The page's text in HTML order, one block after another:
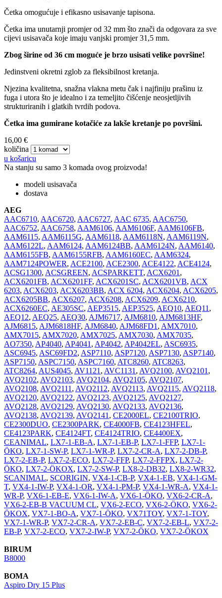
Četka omogućuje i efikasno usisavanje tapisona.
Četka ima unutarnji promjer od 32 mm što znači da odgovara za sve
cijevi usisavača koje imaju vanjski promjer 31,5 mm.
Zbog širine od 36 cm moguće je brzo usisati velike površine!
Jedinstveni okretni zglob za fleksibilnost kretanja.
Njezina kvalitetna, snažna vlakna metu čak i najfiniju prašinu iz
fuga i utora što je idealno i za temeljito čišćenje neosjetljivih
strukturiranih i glatkih tvrdih podova.
Četka ima gumirane kotačiće za lakše kretanje po površini.
16,00 €
količina
u košaricu
Na stanju su samo 3 komada ovog proizvoda!
modeli usisavača
dostava
AEG
AAC6710, AAC6720, AAC6727, AAC 6735, AAC6750,
AAC6752, AAC6758, AAM6106, AAM6106F, AAM6106FB,
AAM6115, AAM6115G, AAM6118, AAM6118N, AAM6119N,
AAM6122L, AAM6124, AAM6124BB, AAM6124N, AAM6140,
AAM6155FB, AAM6155RFB, AAM6160EC, AAM6324,
AAM7124POWER, ACE2100, ACE2300, ACE4122, ACE4124,
ACSG1300, ACSGREEN, ACSPARKETT, ACX6201 ,
ACX6201FB, ACX6201FF, ACX6201SC, ACX6201VB, ACX
6203, ACX6203, ACX6203BB, ACX 6204, ACX6204, ACX6205,
ACX6205BB, ACX6207, ACX6208, ACX6209, ACX6210,
ACX6260EC, AE305SC, AEP3515, AEP3525, AEQ10, AEQ11 ,
AEQ12, AEQ25, AEQ30, AJM6717, AJM6810, AJM6813HF,
AJM6815, AJM6818HF, AJM6840, AJM68FD1 , AMX7010,
AMX7015, AMX7020, AMX7025, AMX7030, AMX7035,
AO7350, AP4040, AP4041 , AP4042, AP4042EL, ASC6935,
ASC6945, ASC69FD2, ASP7110, ASP7120, ASP7130, ASP7140,
ASP7150, ASPC7150, ASPC7160, ATC8260, ATC8263,
ATC8264, AUS4045, AV1121 , AVC1131 , AVQ2100, AVQ2101 ,
AVQ2102, AVQ2103, AVQ2104, AVQ2105, AVQ2107,
AVQ2108, AVQ2111 , AVQ2112, AVQ2113, AVQ2115, AVQ2118,
AVQ2120, AVQ2122, AVQ2123, AVQ2125, AVQ2127,
AVQ2128, AVQ2129, AVQ2130, AVQ2133, AVQ2136,
AVQ2138, AVQ2139, AVQ2141 , CE2000EL, CE2100TRIO,
CE2300DUO, CE2300PARK, CE4000FB, CE4123HFEL,
CE4123PARK, CE4124FT, CE4124TRIO, CE4400EX,
CEANIMAL, LX7-1-EB-A, LX7-1-EB-P, LX7-1-FFP, LX7-1-
ÖKO, LX7-1-SW-P, LX7-1-WR-P, LX7-2-CR-A, LX7-2-DB-P,
LX7-2-EB-P, LX7-2-ECO, LX7-2-FFP, LX7-2-FFPX, LX7-2-
ÖKO, LX7-2-ÖKOX, LX7-2-SW-P, LX8-2-DB32, LX8-2-WR32,
SCANIMAL, SCORIGIN, VX4-1-CB-P, VX4-1-EB, VX4-1-GM-
T, VX4-1-IW-P, VX4-1-OR, VX4-1-PM-P, VX4-1-WR-A, VX4-1-
WR-P, VX6-1-EB-E, VX6-1-IW-A, VX6-1-ÖKO, VX6-2-CR-A,
VX6-2-EB-B VACUUM CL, VX6-2-ECO, VX6-2-ÖKO, VX6-2-
ÖKOX, VX7-1-BO-A, VX7-1-ÖKO, VX71TOY, VX7-1-TOY,
VX7-1-WR-P, VX7-2-CR-A, VX7-2-EB-C, VX7-2-EB-L, VX7-2-
EB-P, VX7-2-ECO, VX7-2-IW-P, VX7-2-ÖKO, VX7-2-ÖKOX
BIRUM
B8000
BOMA
Aspiro Dry 15 Plus